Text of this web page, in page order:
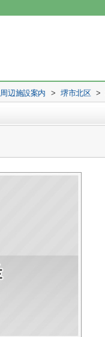
周辺施設案内 > 堺市北区 >